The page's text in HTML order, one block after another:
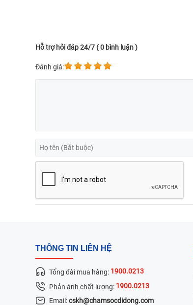
Hỗ trợ hỏi đáp 24/7 ( 0 bình luận )
Đánh giá:
THÔNG TIN LIÊN HỆ
Tổng đài mua hàng: 1900.0213
Phản ánh chất lượng: 1900.0213
Email:cskh@chamsocdidong.com